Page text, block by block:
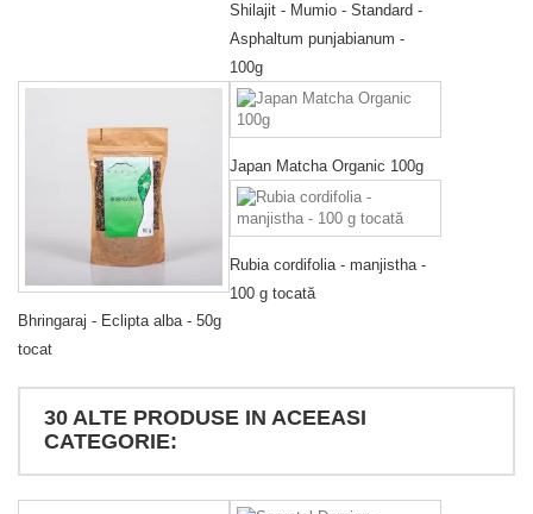
Shilajit - Mumio - Standard -
Asphaltum punjabianum -
100g
Bhringaraj - Eclipta alba - 50g
tocat
Japan Matcha Organic 100g
Rubia cordifolia - manjistha -
100 g tocată
30 ALTE PRODUSE IN ACEEASI
CATEGORIE: